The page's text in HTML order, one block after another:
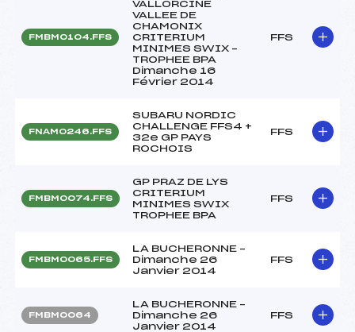
FMBM0104.FFS
VALLORCINE
VALLEE DE
CHAMONIX
CRITERIUM
MINIMES SWIX –
TROPHEE BPA
Dimanche 16
Février 2014
FFS
FNAM0246.FFS
SUBARU NORDIC
CHALLENGE FFS4 +
32e GP PAYS
ROCHOIS
FFS
FMBM0074.FFS
GP PRAZ DE LYS
CRITERIUM
MINIMES SWIX
TROPHEE BPA
FFS
FMBM0065.FFS
LA BUCHERONNE –
Dimanche 26
Janvier 2014
FFS
FMBM0064
LA BUCHERONNE –
Dimanche 26
Janvier 2014
FFS